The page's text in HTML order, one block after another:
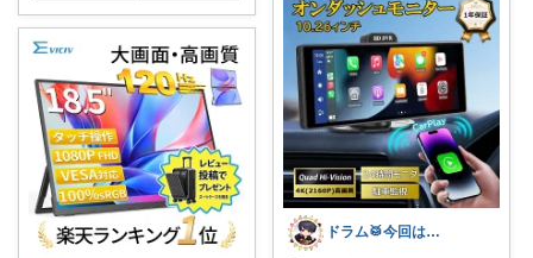
ドラム🥁今回は助けて🉐